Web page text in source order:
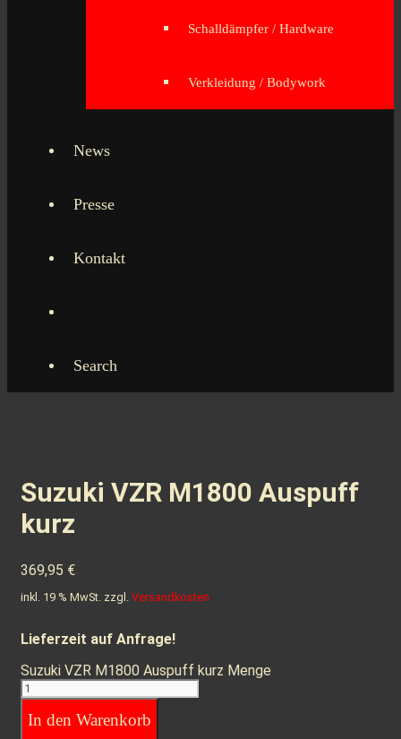
Schalldämpfer / Hardware
Verkleidung / Bodywork
News
Presse
Kontakt
Search
Suzuki VZR M1800 Auspuff
kurz
369,95 €
inkl. 19 % MwSt. zzgl. Versandkosten
Lieferzeit auf Anfrage!
Suzuki VZR M1800 Auspuff kurz Menge
In den Warenkorb